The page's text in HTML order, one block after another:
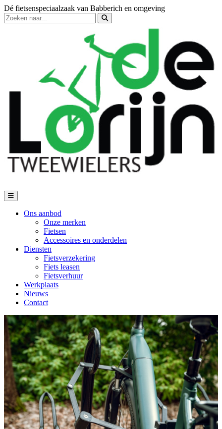
Dé fietsenspeciaalzaak van Babberich en omgeving
Ons aanbod
Onze merken
Fietsen
Accessoires en onderdelen
Diensten
Fietsverzekering
Fiets leasen
Fietsverhuur
Werkplaats
Nieuws
Contact